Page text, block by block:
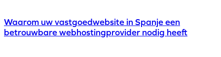
Waarom uw vastgoedwebsite in Spanje een
betrouwbare webhostingprovider nodig heeft